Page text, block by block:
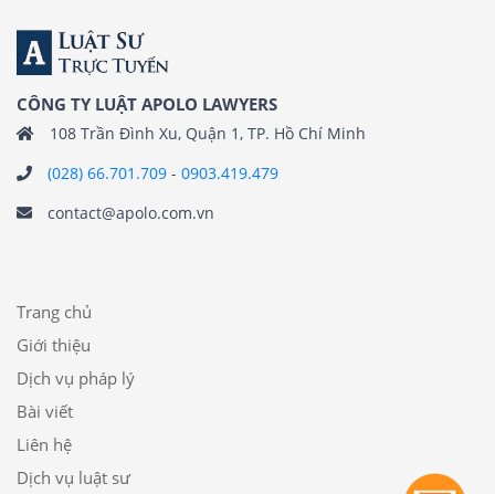
CÔNG TY LUẬT APOLO LAWYERS
108 Trần Đình Xu, Quận 1, TP. Hồ Chí Minh
(028) 66.701.709 - 0903.419.479
contact@apolo.com.vn
Trang chủ
Giới thiệu
Dịch vụ pháp lý
Bài viết
Liên hệ
Dịch vụ luật sư